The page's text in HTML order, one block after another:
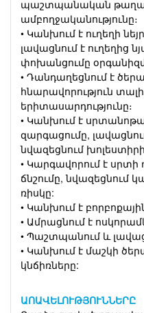
պաշտպանական
ամբողջականությունը։
• Կանխում է ուղեղի
լավացնում է ուղեղից
փոխանցումը
• Դանդաղեցնում է
հնարավորություն
երիտասարդությունը։
• Կանխում է
զարգացումը,
նվազեցնում
• Կարգավորում է սրտի
ճնշումը, նվազեցնում
ռիսկը:
• Կանխում է
• Ամրացնում է
• Պաշտպանում և
• Կանխում է մաշկի
կնճիռները:
ԱՈԱՎԵԼՈՒԹՅՈՒՆՆԵՐԸ